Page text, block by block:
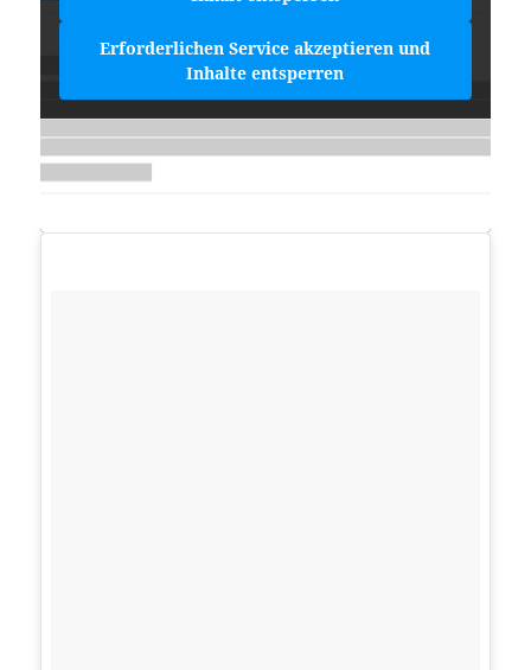
Erforderlichen Service akzeptieren und
Inhalte entsperren